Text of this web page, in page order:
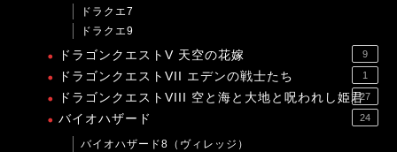
ドラクエ7
ドラクエ9
ドラゴンクエストV 天空の花嫁 9
ドラゴンクエストVII エデンの戦士たち 1
ドラゴンクエストVIII 空と海と大地と呪われし姫君27
バイオハザード 24
バイオハザード8（ヴィレッジ）